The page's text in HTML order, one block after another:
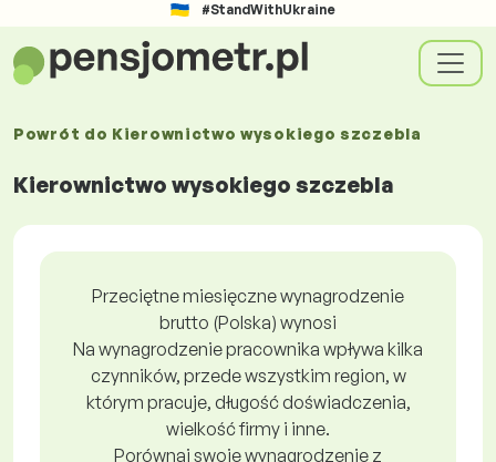
#StandWithUkraine
Powrót do Kierownictwo wysokiego szczebla
Kierownictwo wysokiego szczebla
Przeciętne miesięczne wynagrodzenie
brutto (Polska) wynosi
Na wynagrodzenie pracownika wpływa kilka
czynników, przede wszystkim region, w
którym pracuje, długość doświadczenia,
wielkość firmy i inne.
Porównaj swoje wynagrodzenie z